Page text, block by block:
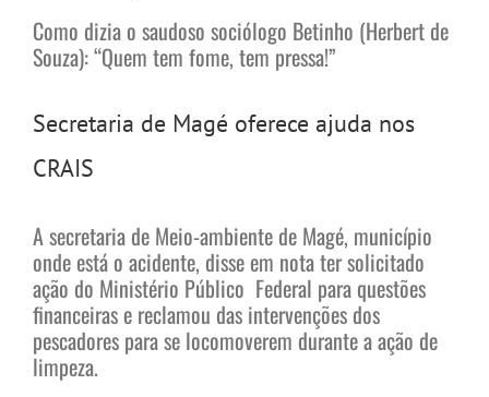
Como dizia o saudoso sociólogo Betinho (Herbert de
Souza): “Quem tem fome, tem pressa!”
Secretaria de Magé oferece ajuda nos
CRAIS
A secretaria de Meio-ambiente de Magé, município
onde está o acidente, disse em nota ter solicitado
ação do Ministério Público Federal para questões
financeiras e reclamou das intervenções dos
pescadores para se locomoverem durante a ação de
limpeza.